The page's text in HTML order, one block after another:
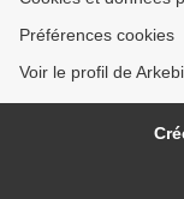
Préférences cookies
Voir le profil de